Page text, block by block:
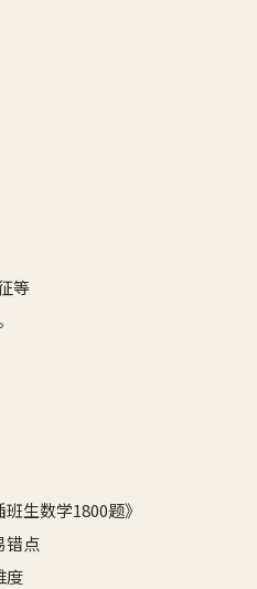
等
生数学1800题》
错点
度